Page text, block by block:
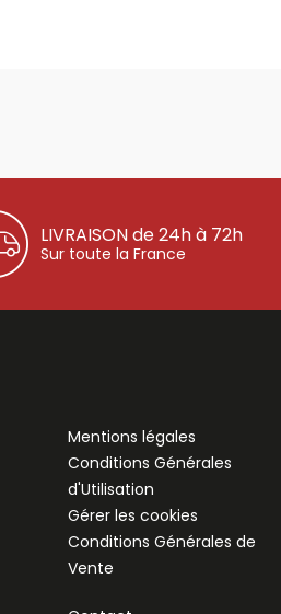
LIVRAISON de 24h à 72h
Sur toute la France
Mentions légales
Conditions Générales
d'Utilisation
Gérer les cookies
Conditions Générales de
Vente